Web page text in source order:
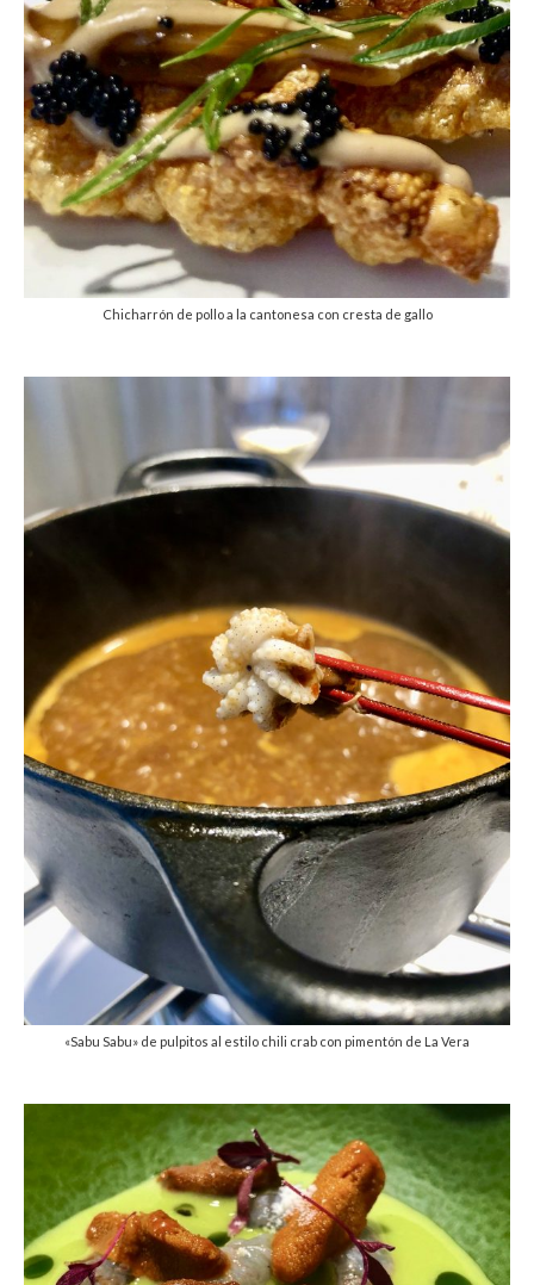
Chicharrón de pollo a la cantonesa con cresta de gallo
«Sabu Sabu» de pulpitos al estilo chili crab con pimentón de La Vera